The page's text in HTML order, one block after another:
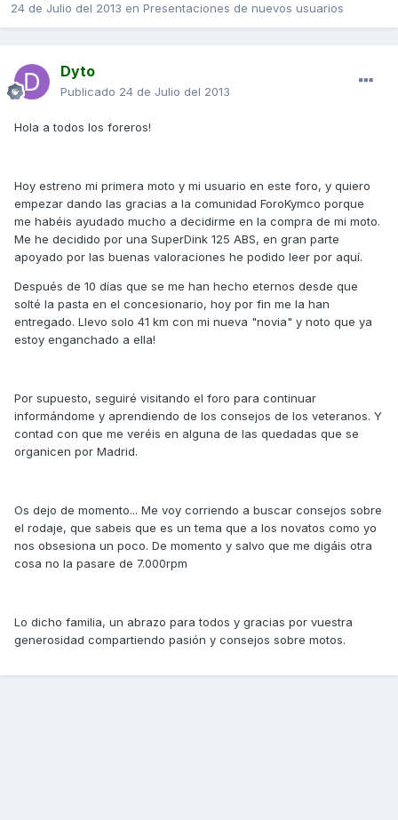
24 de Julio del 2013 en Presentaciones de nuevos usuarios
Dyto
Publicado 24 de Julio del 2013
Hola a todos los foreros!
Hoy estreno mi primera moto y mi usuario en este foro, y quiero
empezar dando las gracias a la comunidad ForoKymco porque
me habéis ayudado mucho a decidirme en la compra de mi moto.
Me he decidido por una SuperDink 125 ABS, en gran parte
apoyado por las buenas valoraciones he podido leer por aquí.
Después de 10 días que se me han hecho eternos desde que
solté la pasta en el concesionario, hoy por fin me la han
entregado. Llevo solo 41 km con mi nueva "novia" y noto que ya
estoy enganchado a ella!
Por supuesto, seguiré visitando el foro para continuar
informándome y aprendiendo de los consejos de los veteranos. Y
contad con que me veréis en alguna de las quedadas que se
organicen por Madrid.
Os dejo de momento... Me voy corriendo a buscar consejos sobre
el rodaje, que sabeis que es un tema que a los novatos como yo
nos obsesiona un poco. De momento y salvo que me digáis otra
cosa no la pasare de 7.000rpm
Lo dicho familia, un abrazo para todos y gracias por vuestra
generosidad compartiendo pasión y consejos sobre motos.